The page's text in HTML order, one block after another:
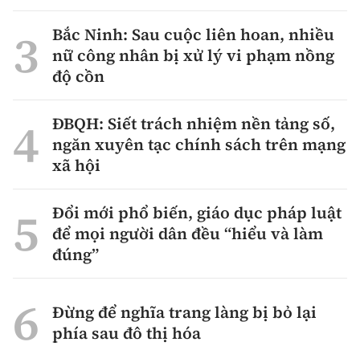
Bắc Ninh: Sau cuộc liên hoan, nhiều
nữ công nhân bị xử lý vi phạm nồng
độ cồn
ĐBQH: Siết trách nhiệm nền tảng số,
ngăn xuyên tạc chính sách trên mạng
xã hội
Đổi mới phổ biến, giáo dục pháp luật
để mọi người dân đều “hiểu và làm
đúng”
Đừng để nghĩa trang làng bị bỏ lại
phía sau đô thị hóa